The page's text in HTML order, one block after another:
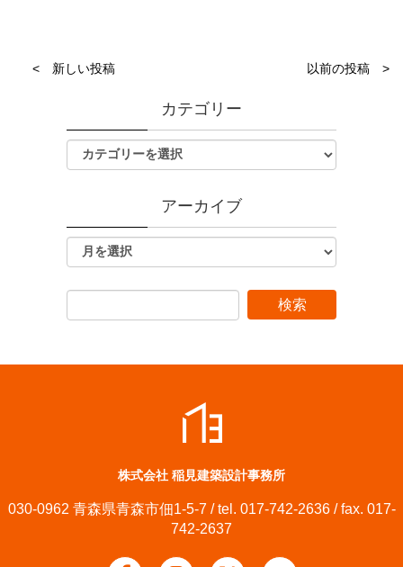
< 新しい投稿 以前の投稿 >
カテゴリー
アーカイブ
株式会社 稲見建築設計事務所
030-0962 青森県青森市佃1-5-7 / tel. 017-742-2636 / fax. 017-
742-2637